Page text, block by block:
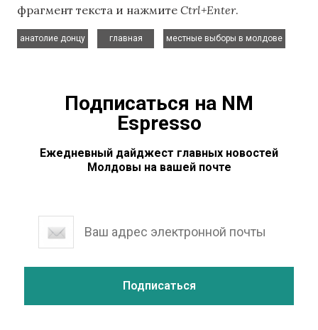
фрагмент текста и нажмите Ctrl+Enter.
анатолие донцу
главная
местные выборы в молдове
Подписаться на NM
Espresso
Ежедневный дайджест главных новостей
Молдовы на вашей почте